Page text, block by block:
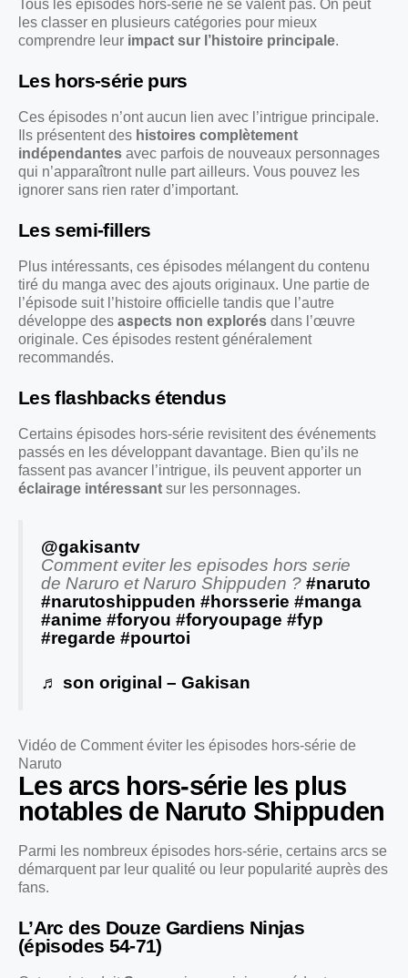
Tous les épisodes hors-série ne se valent pas. On peut
les classer en plusieurs catégories pour mieux
comprendre leur impact sur l’histoire principale.
Les hors-série purs
Ces épisodes n’ont aucun lien avec l’intrigue principale.
Ils présentent des histoires complètement
indépendantes avec parfois de nouveaux personnages
qui n’apparaîtront nulle part ailleurs. Vous pouvez les
ignorer sans rien rater d’important.
Les semi-fillers
Plus intéressants, ces épisodes mélangent du contenu
tiré du manga avec des ajouts originaux. Une partie de
l’épisode suit l’histoire officielle tandis que l’autre
développe des aspects non explorés dans l’œuvre
originale. Ces épisodes restent généralement
recommandés.
Les flashbacks étendus
Certains épisodes hors-série revisitent des événements
passés en les développant davantage. Bien qu’ils ne
fassent pas avancer l’intrigue, ils peuvent apporter un
éclairage intéressant sur les personnages.
@gakisantv
Comment eviter les episodes hors serie
de Naruro et Naruro Shippuden ? #naruto
#narutoshippuden #horsserie #manga
#anime #foryou #foryoupage #fyp
#regarde #pourtoi
♬ son original – Gakisan
Vidéo de Comment éviter les épisodes hors-série de
Naruto
Les arcs hors-série les plus
notables de Naruto Shippuden
Parmi les nombreux épisodes hors-série, certains arcs se
démarquent par leur qualité ou leur popularité auprès des
fans.
L’Arc des Douze Gardiens Ninjas
(épisodes 54-71)